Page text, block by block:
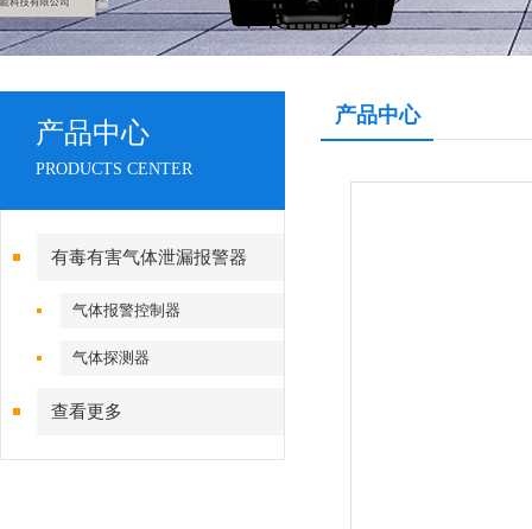
产品中心
PRODUCTS CENTER
有毒有害气体泄漏报警器
气体报警控制器
气体探测器
查看更多
产品中心